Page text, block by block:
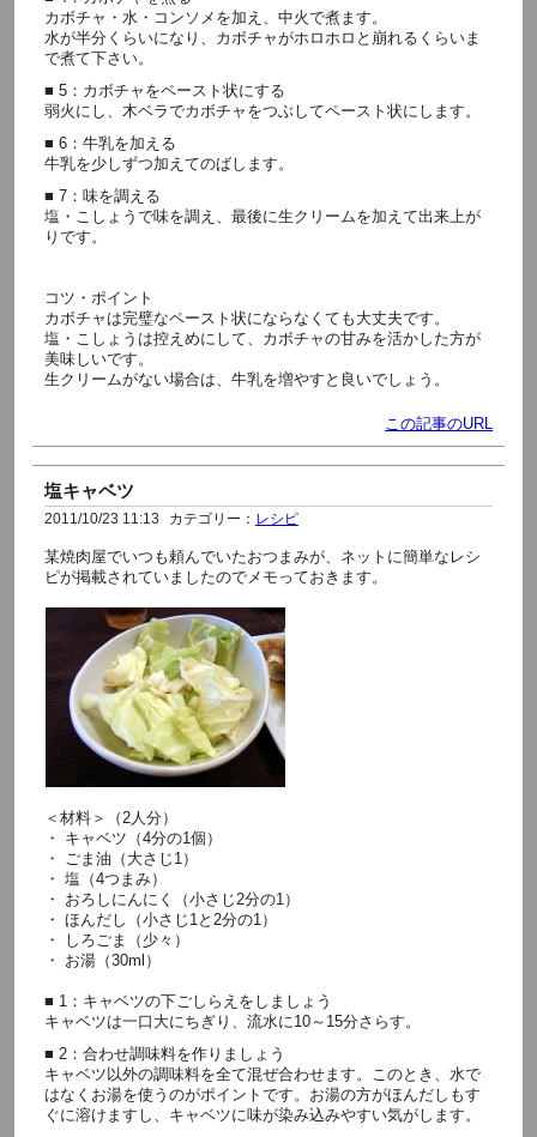
カボチャ・水・コンソメを加え、中火で煮ます。
水が半分くらいになり、カボチャがホロホロと崩れるくらいま
で煮て下さい。
■ 5：カボチャをペースト状にする
弱火にし、木ベラでカボチャをつぶしてペースト状にします。
■ 6：牛乳を加える
牛乳を少しずつ加えてのばします。
■ 7：味を調える
塩・こしょうで味を調え、最後に生クリームを加えて出来上が
りです。
コツ・ポイント
カボチャは完璧なペースト状にならなくても大丈夫です。
塩・こしょうは控えめにして、カボチャの甘みを活かした方が
美味しいです。
生クリームがない場合は、牛乳を増やすと良いでしょう。
この記事のURL
塩キャベツ
2011/10/23 11:13 カテゴリー： レシピ
某焼肉屋でいつも頼んでいたおつまみが、ネットに簡単なレシ
ピが掲載されていましたのでメモっておきます。
＜材料＞（2人分）
・ キャベツ（4分の1個）
・ ごま油（大さじ1）
・ 塩（4つまみ）
・ おろしにんにく（小さじ2分の1）
・ ほんだし（小さじ1と2分の1）
・ しろごま（少々）
・ お湯（30ml）
■ 1：キャベツの下ごしらえをしましょう
キャベツは一口大にちぎり、流水に10～15分さらす。
■ 2：合わせ調味料を作りましょう
キャベツ以外の調味料を全て混ぜ合わせます。このとき、水で
はなくお湯を使うのがポイントです。お湯の方がほんだしもす
ぐに溶けますし、キャベツに味が染み込みやすい気がします。